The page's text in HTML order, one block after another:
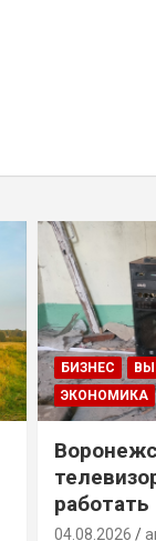
БИЗНЕС
ЭКОНОМИКА
работать
04.08.2026